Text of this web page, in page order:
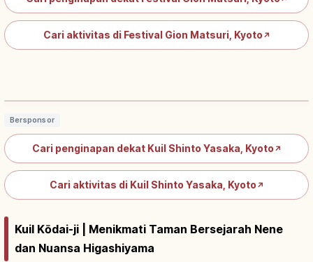
Cari aktivitas di Festival Gion Matsuri, Kyoto ↗
Bersponsor
Cari penginapan dekat Kuil Shinto Yasaka, Kyoto ↗
Cari aktivitas di Kuil Shinto Yasaka, Kyoto ↗
Kuil Kōdai-ji | Menikmati Taman Bersejarah Nene
dan Nuansa Higashiyama